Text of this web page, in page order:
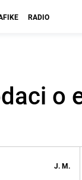
RADIO
o
J. M.